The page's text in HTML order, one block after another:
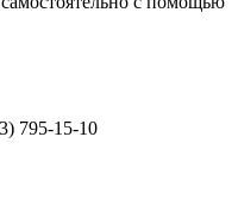
795-15-10